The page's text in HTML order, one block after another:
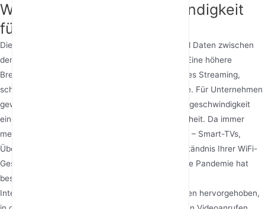
Warum ist Internetgeschwindigkeit
für jeden wichtig?
Die Internetgeschwindigkeit bestimmt, wie schnell Daten zwischen
dem Web und Ihren Geräten übertragen werden. Eine höhere
Breitbandgeschwindigkeit bedeutet reibungsloseres Streaming,
schnellere Downloads und ruckelfreie Videoanrufe. Für Unternehmen
gewährleistet eine zuverlässige Business-Internetgeschwindigkeit
einen reibungslosen Betrieb und Kundenzufriedenheit. Da immer
mehr Geräte mit Heimnetzwerken verbunden sind – Smart-TVs,
Überwachungskameras, Telefone – wird das Verständnis Ihrer WiFi-
Geschwindigkeitsanforderungen entscheidend. Die Pandemie hat
besonders die Bedeutung einer ausreichenden
Internetgeschwindigkeit für Home-Office-Szenarien hervorgehoben,